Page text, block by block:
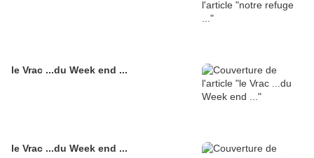
le Vrac ...du Week end ...
le Vrac ...du Week end ...